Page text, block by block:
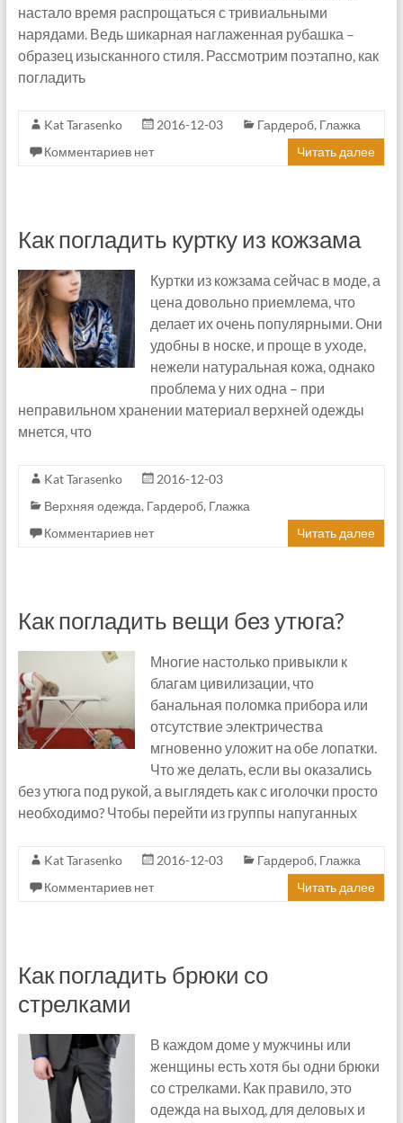
настало время распрощаться с тривиальными
нарядами. Ведь шикарная наглаженная рубашка –
образец изысканного стиля. Рассмотрим поэтапно, как
погладить
Kat Tarasenko 2016-12-03 Гардероб, Глажка
Комментариев нет
Читать далее
Как погладить куртку из кожзама
Куртки из кожзама сейчас в моде, а
цена довольно приемлема, что
делает их очень популярными. Они
удобны в носке, и проще в уходе,
нежели натуральная кожа, однако
проблема у них одна – при
неправильном хранении материал верхней одежды
мнется, что
Kat Tarasenko
2016-12-03
Верхняя одежда, Гардероб, Глажка
Комментариев нет
Читать далее
Как погладить вещи без утюга?
Многие настолько привыкли к
благам цивилизации, что
банальная поломка прибора или
отсутствие электричества
мгновенно уложит на обе лопатки.
Что же делать, если вы оказались
без утюга под рукой, а выглядеть как с иголочки просто
необходимо? Чтобы перейти из группы напуганных
Kat Tarasenko 2016-12-03 Гардероб, Глажка
Комментариев нет
Читать далее
Как погладить брюки со
стрелками
В каждом доме у мужчины или
женщины есть хотя бы одни брюки
со стрелками. Как правило, это
одежда на выход, для деловых и